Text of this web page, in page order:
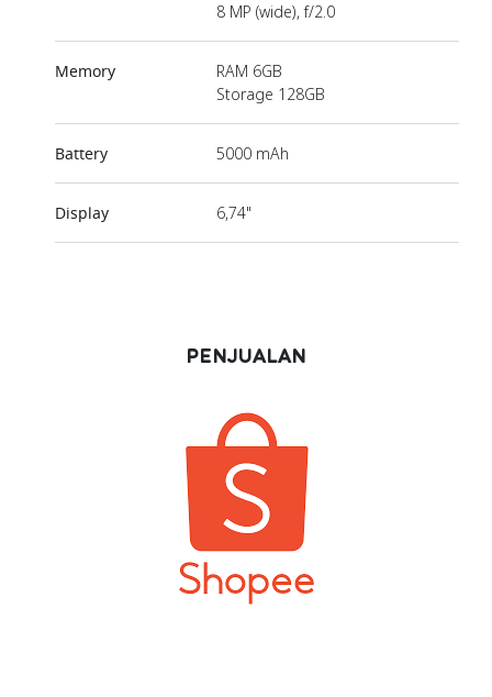
8 MP (wide), f/2.0
Memory
RAM 6GB
Storage 128GB
Battery 5000 mAh
Display 6,74"
PENJUALAN